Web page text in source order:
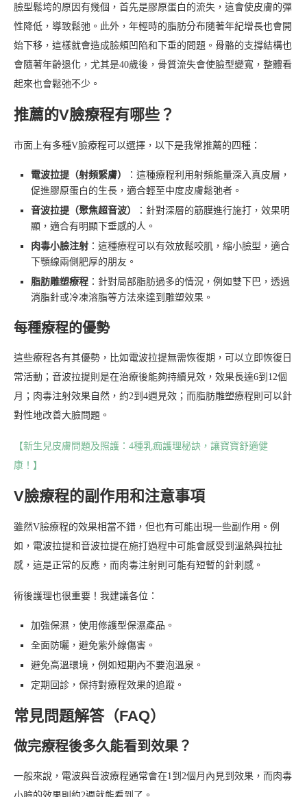
臉型鬆垮的原因有幾個，首先是膠原蛋白的流失，這會使皮膚的彈
性降低，導致鬆弛。此外，年輕時的脂肪分布隨著年紀增長也會開
始下移，這樣就會造成臉頰凹陷和下垂的問題。骨骼的支撐結構也
會隨著年齡退化，尤其是40歲後，骨質流失會使臉型變寬，整體看
起來也會鬆弛不少。
推薦的V臉療程有哪些？
市面上有多種V臉療程可以選擇，以下是我常推薦的四種：
電波拉提（射頻緊膚）
：這種療程利用射頻能量深入真皮層，
促進膠原蛋白的生長，適合輕至中度皮膚鬆弛者。
音波拉提（聚焦超音波）
：針對深層的筋膜進行施打，效果明
顯，適合有明顯下垂感的人。
肉毒小臉注射 ：這種療程可以有效放鬆咬肌，縮小臉型，適合
下顎線兩側肥厚的朋友。
脂肪雕塑療程 ：針對局部脂肪過多的情況，例如雙下巴，透過
消脂針或冷凍溶脂等方法來達到雕塑效果。
每種療程的優勢
這些療程各有其優勢，比如電波拉提無需恢復期，可以立即恢復日
常活動；音波拉提則是在治療後能夠持續見效，效果長達6到12個
月；肉毒注射效果自然，約2到4週見效；而脂肪雕塑療程則可以針
對性地改善大臉問題。
【新生兒皮膚問題及照護：4種乳痂護理秘訣，讓寶寶舒適健
康！】
V臉療程的副作用和注意事項
雖然V臉療程的效果相當不錯，但也有可能出現一些副作用。例
如，電波拉提和音波拉提在施打過程中可能會感受到溫熱與拉扯
感，這是正常的反應，而肉毒注射則可能有短暫的針刺感。
術後護理也很重要！我建議各位：
加強保濕，使用修護型保濕產品。
全面防曬，避免紫外線傷害。
避免高溫環境，例如短期內不要泡溫泉。
定期回診，保持對療程效果的追蹤。
常見問題解答（FAQ）
做完療程後多久能看到效果？
一般來說，電波與音波療程通常會在1到2個月內見到效果，而肉毒